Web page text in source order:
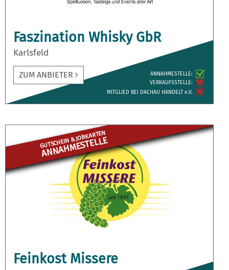
Faszination Whisky GbR
Karlsfeld
ZUM ANBIETER
ANNAH­MESTELLE:
VERKAUFS­STELLE:
MITGLIED BEI DACHAU HANDELT e.V.
GUTSCHEIN & JOBKARTEN
ANNAHME­STELLE
Feinkost Missere